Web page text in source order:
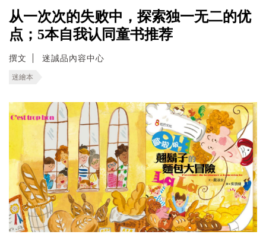
从一次次的失败中，探索独一无二的优
点；5本自我认同童书推荐
撰文 迷誠品內容中心
迷繪本